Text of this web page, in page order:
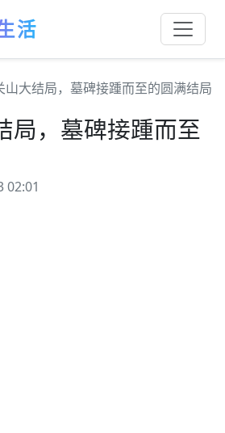
活
山大结局，墓碑接踵而至的圆满结局
局，墓碑接踵而至
02:01